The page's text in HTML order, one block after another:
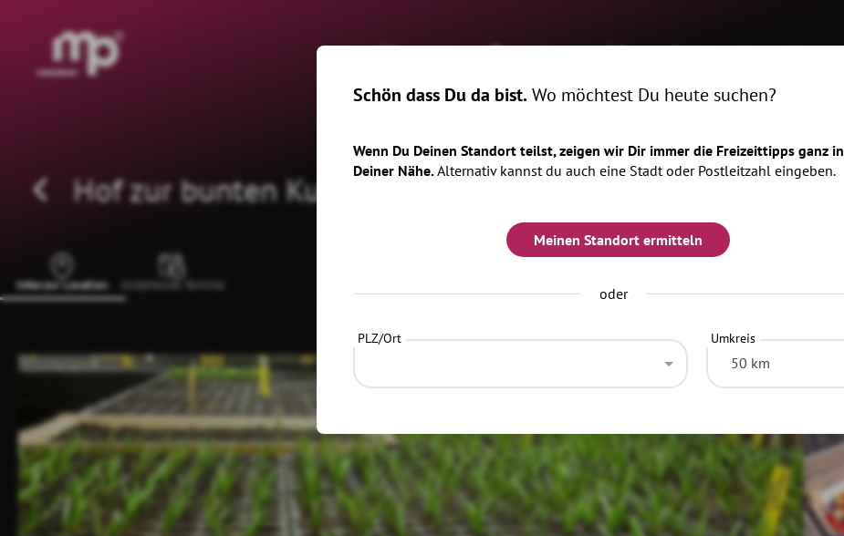
®
Home Events Magazin Locations
Hof zur bunten Kuh
Infos zur Location Anstehende Termine
Schön dass Du da bist. Wo möchtest Du heute suchen?
Wenn Du Deinen Standort teilst, zeigen wir Dir immer die Freizeittipps ganz in
Deiner Nähe.Alternativ kannst du auch eine Stadt oder Postleitzahl eingeben.
Meinen Standort ermitteln
oder
PLZ/Ort Umkreis
50 km